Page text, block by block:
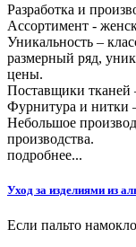
Разработка и
Ассортимент -
Уникальность –
размерный ряд,
цены.
Поставщики тканей
Фурнитура и нитки
Небольшое
производства.
подробнее...
Уход за изделиями из
Если пальто